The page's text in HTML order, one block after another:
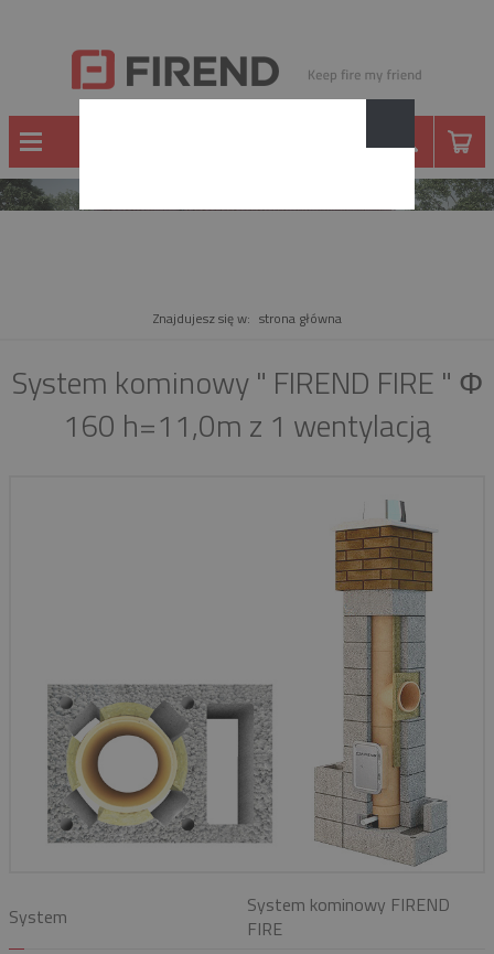
Znajdujesz się w: strona główna
System kominowy " FIREND FIRE " Φ
160 h=11,0m z 1 wentylacją
System
System kominowy FIREND
FIRE